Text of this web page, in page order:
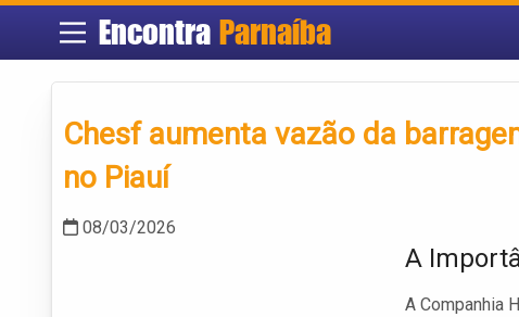
Encontra Parnaíba
Chesf aumenta vazão da
no Piauí
08/03/2026
A
A Companhia